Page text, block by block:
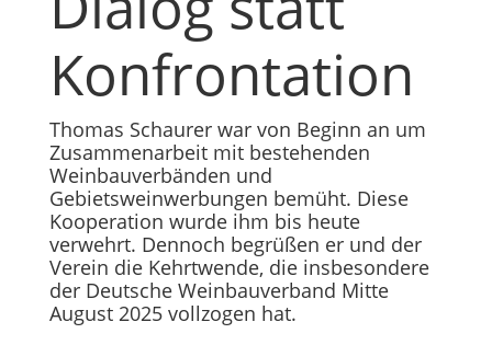
Konfrontation
Thomas Schaurer war von Beginn an um
Zusammenarbeit mit bestehenden
Weinbauverbänden und
Gebietsweinwerbungen bemüht. Diese
Kooperation wurde ihm bis heute
verwehrt. Dennoch begrüßen er und der
Verein die Kehrtwende, die insbesondere
der Deutsche Weinbauverband Mitte
August 2025 vollzogen hat.